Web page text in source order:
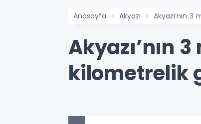
Anasayfa Akyazı Akyazı’nın
Akyazı’nın
kilometrelik